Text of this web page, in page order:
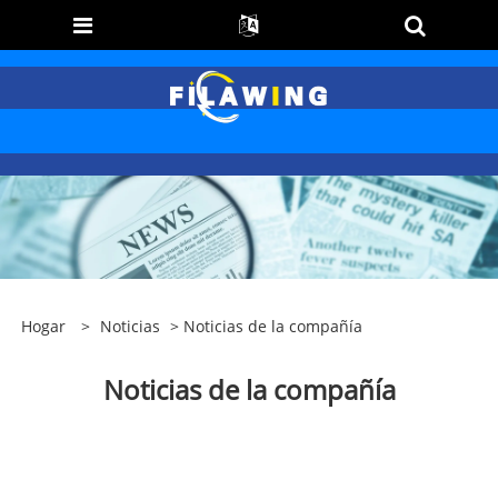
Hogar > Noticias > Noticias de la compañía
Noticias de la compañía